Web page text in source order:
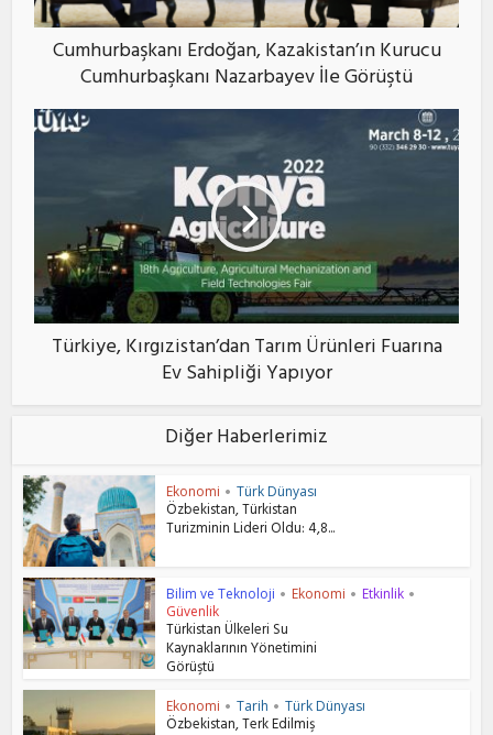
Cumhurbaşkanı Erdoğan, Kazakistan’ın Kurucu
Cumhurbaşkanı Nazarbayev İle Görüştü
Türkiye, Kırgızistan’dan Tarım Ürünleri Fuarına
Ev Sahipliği Yapıyor
Diğer Haberlerimiz
Ekonomi • Türk Dünyası
Özbekistan, Türkistan
Turizminin Lideri Oldu: 4,8...
Bilim ve Teknoloji • Ekonomi • Etkinlik •
Güvenlik
Türkistan Ülkeleri Su
Kaynaklarının Yönetimini
Görüştü
Ekonomi • Tarih • Türk Dünyası
Özbekistan, Terk Edilmiş